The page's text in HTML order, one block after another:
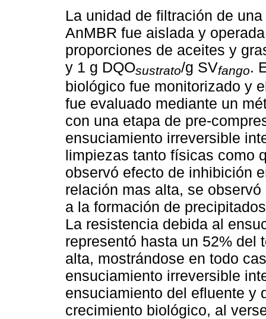
La unidad de filtración de
AnMBR fue aislada y
proporciones de aceites y
y 1 g DQOsustrato/g SVfango.
biológico fue monitorizado y
fue evaluado mediante un
con una etapa de pre-
ensuciamiento irreversible
limpiezas tanto físicas como
observó efecto de inhibición
relación mas alta, se
a la formación de
La resistencia debida al
representó hasta un 52% del
alta, mostrándose en todo
ensuciamiento irreversible
ensuciamiento del efluente y
crecimiento biológico, al